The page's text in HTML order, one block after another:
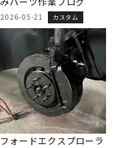
2026-05-21 カスタム
フォードエクスプローラ